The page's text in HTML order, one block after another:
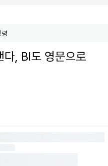
다, BI도 영문으로